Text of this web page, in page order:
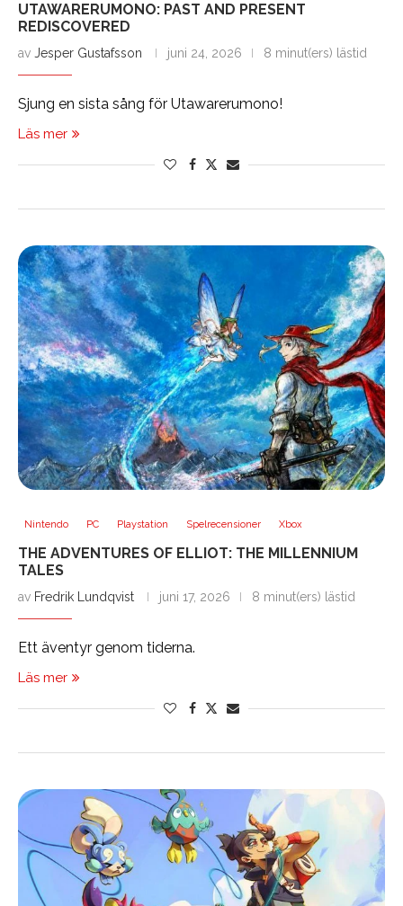
UTAWARERUMONO: PAST AND PRESENT
REDISCOVERED
av Jesper Gustafsson juni 24, 2026 8 minut(ers) lästid
Sjung en sista sång för Utawarerumono!
Läs mer
Nintendo PC Playstation Spelrecensioner Xbox
THE ADVENTURES OF ELLIOT: THE MILLENNIUM
TALES
av Fredrik Lundqvist juni 17, 2026 8 minut(ers) lästid
Ett äventyr genom tiderna.
Läs mer